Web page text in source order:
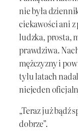
nie była
ciekawości ani
ludzka, prosta,
prawdziwa.
mężczyzny i
tylu latach nadal
niejeden
„Teraz już bądź
dobrze”.